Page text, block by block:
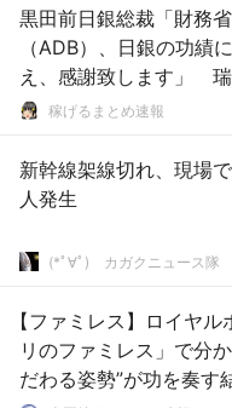
黒田前日銀総裁「財務
（ADB）、日銀の功績
え、感謝致します」
稼げるまとめ速報
新幹線架線切れ、現場
人発生
(*ﾟ∀ﾟ)ゞカガクニュース隊
【ファミレス】ロイヤ
リのファミレス」で分
だわる姿勢”が功を奏す